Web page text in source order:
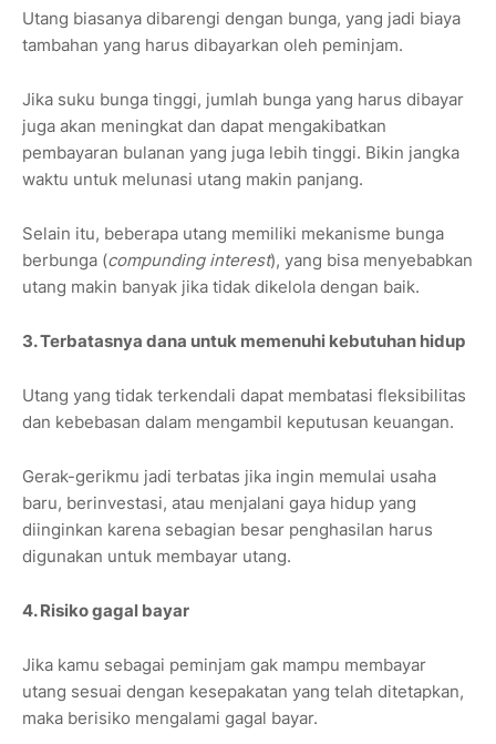
Utang biasanya dibarengi dengan bunga, yang jadi biaya
tambahan yang harus dibayarkan oleh peminjam.
Jika suku bunga tinggi, jumlah bunga yang harus dibayar
juga akan meningkat dan dapat mengakibatkan
pembayaran bulanan yang juga lebih tinggi. Bikin jangka
waktu untuk melunasi utang makin panjang.
Selain itu, beberapa utang memiliki mekanisme bunga
berbunga (compunding interest), yang bisa menyebabkan
utang makin banyak jika tidak dikelola dengan baik.
3. Terbatasnya dana untuk memenuhi kebutuhan hidup
Utang yang tidak terkendali dapat membatasi fleksibilitas
dan kebebasan dalam mengambil keputusan keuangan.
Gerak-gerikmu jadi terbatas jika ingin memulai usaha
baru, berinvestasi, atau menjalani gaya hidup yang
diinginkan karena sebagian besar penghasilan harus
digunakan untuk membayar utang.
4. Risiko gagal bayar
Jika kamu sebagai peminjam gak mampu membayar
utang sesuai dengan kesepakatan yang telah ditetapkan,
maka berisiko mengalami gagal bayar.